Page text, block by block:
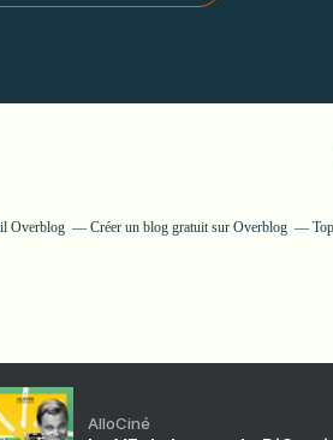
Overblog Créer un blog gratuit sur Overblog
AlloCiné